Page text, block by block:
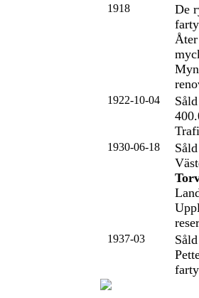
1918
De
1922-10-04
1930-06-18
1937-03